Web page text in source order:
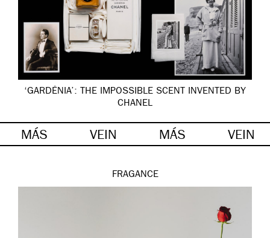
‘GARDÉNIA’: THE IMPOSSIBLE SCENT INVENTED BY
CHANEL
MÁS VEIN MÁS VEIN
FRAGANCE